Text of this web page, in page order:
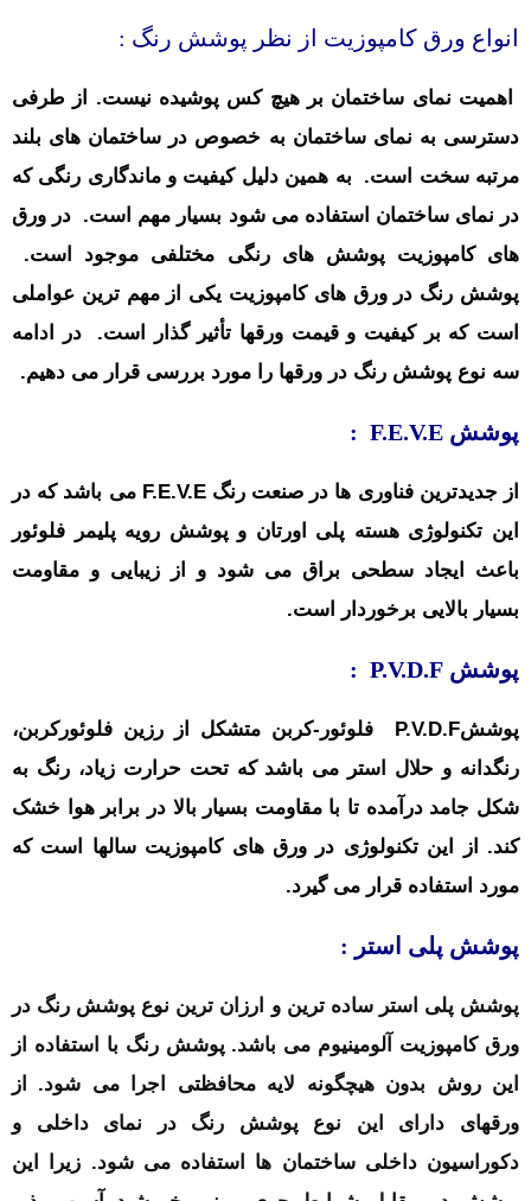
انواع ورق کامپوزیت از نظر پوشش رنگ :
اهمیت نمای ساختمان بر هیچ کس پوشیده نیست. از طرفی
دسترسی به نمای ساختمان به خصوص در ساختمان های بلند
مرتبه سخت است. به همین دلیل کیفیت و ماندگاری رنگی که
در نمای ساختمان استفاده می شود بسیار مهم است. در ورق
های کامپوزیت پوشش های رنگی مختلفی موجود است.
پوشش رنگ در ورق های کامپوزیت یکی از مهم ترین عواملی
است که بر کیفیت و قیمت ورقها تأثیر گذار است. در ادامه
سه نوع پوشش رنگ در ورقها را مورد بررسی قرار می دهیم.
پوشش F.E.V.E :
از جدیدترین فناوری ها در صنعت رنگ F.E.V.E می باشد که در
این تکنولوژی هسته پلی اورتان و پوشش رویه پلیمر فلوئور
باعث ایجاد سطحی براق می شود و از زیبایی و مقاومت
بسیار بالایی برخوردار است.
پوشش P.V.D.F :
پوششP.V.D.F فلوئور-کربن متشکل از رزین فلوئورکربن،
رنگدانه و حلال استر می باشد که تحت حرارت زیاد، رنگ به
شکل جامد درآمده تا با مقاومت بسیار بالا در برابر هوا خشک
کند. از این تکنولوژی در ورق های کامپوزیت سالها است که
مورد استفاده قرار می گیرد.
پوشش پلی استر :
پوشش پلی استر ساده ترین و ارزان ترین نوع پوشش رنگ در
ورق کامپوزیت آلومینیوم می باشد. پوشش رنگ با استفاده از
این روش بدون هیچگونه لایه محافظتی اجرا می شود. از
ورقهای دارای این نوع پوشش رنگ در نمای داخلی و
دکوراسیون داخلی ساختمان ها استفاده می شود. زیرا این